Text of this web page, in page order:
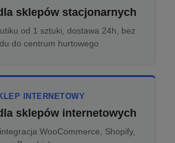
sklepów stacjonarnych
od 1 sztuki, dostawa 24h, bez
do centrum hurtowego
INTERNETOWY
sklepów internetowych
WooCommerce, Shopify,